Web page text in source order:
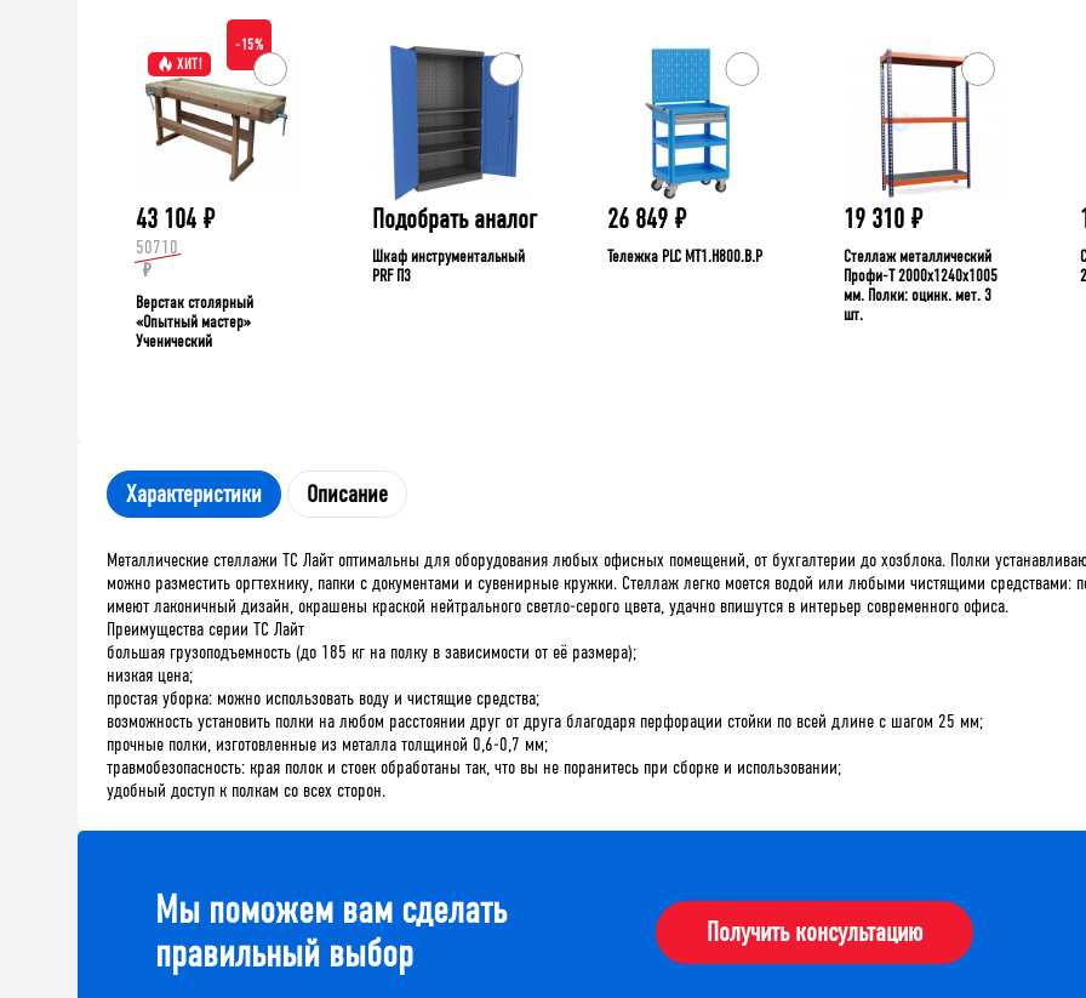
ХИТ!
-15%
43 104 ₽
50710
₽
Верстак столярный
«Опытный мастер»
Ученический
Подобрать аналог
Шкаф инструментальный
PRF П3
26 849 ₽
Тележка PLC МT1.H800.В.Р
19 310 ₽
Стеллаж металлический
Профи-Т 2000x1240x1005
мм. Полки: оцинк. мет. 3
шт.
Характеристики Описание
Металлические стеллажи ТС Лайт оптимальны для оборудования любых офисных помещений, от бухгалтерии до хозблока. Полки
можно разместить оргтехнику, папки с документами и сувенирные кружки. Стеллаж легко моется водой или любыми чистящими средствами:
имеют лаконичный дизайн, окрашены краской нейтрального светло-серого цвета, удачно впишутся в интерьер современного офиса.
Преимущества серии ТС Лайт
большая грузоподъемность (до 185 кг на полку в зависимости от её размера);
низкая цена;
простая уборка: можно использовать воду и чистящие средства;
возможность установить полки на любом расстоянии друг от друга благодаря перфорации стойки по всей длине с шагом 25 мм;
прочные полки, изготовленные из металла толщиной 0,6-0,7 мм;
травмобезопасность: края полок и стоек обработаны так, что вы не поранитесь при сборке и использовании;
удобный доступ к полкам со всех сторон.
Мы поможем вам сделать
правильный выбор
Получить консультацию